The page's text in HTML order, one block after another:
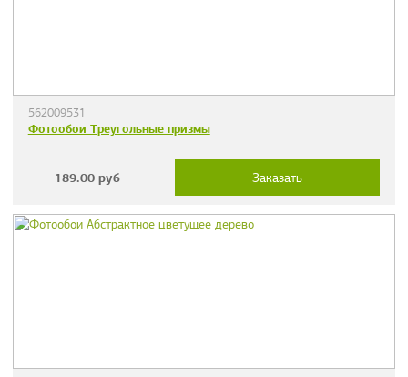
562009531
Фотообои Треугольные призмы
189.00 руб Заказать